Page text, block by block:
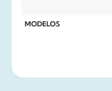
MODELOS